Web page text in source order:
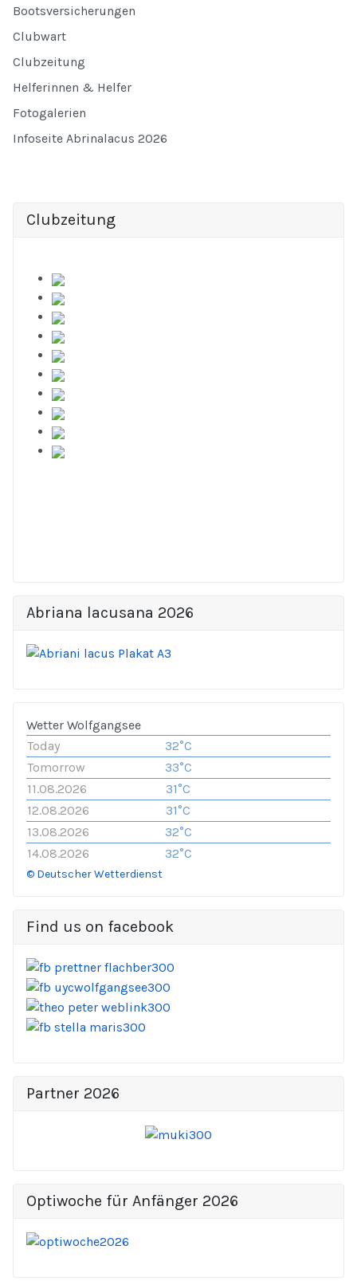
Bootsversicherungen
Clubwart
Clubzeitung
Helferinnen & Helfer
Fotogalerien
Infoseite Abrinalacus 2026
Clubzeitung
Abriana lacusana 2026
Wetter Wolfgangsee
Today
32°C
Tomorrow
33°C
11.08.2026
31°C
12.08.2026
31°C
13.08.2026
32°C
14.08.2026
32°C
© Deutscher Wetterdienst
Find us on facebook
Partner 2026
Optiwoche für Anfänger 2026